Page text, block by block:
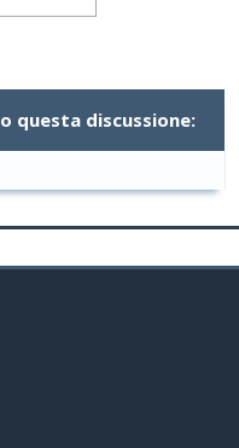
questa discussione: